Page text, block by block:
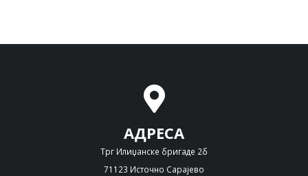
АДРЕСА
Трг Илиџанске бригаде 2б
71123 Источно Сарајево